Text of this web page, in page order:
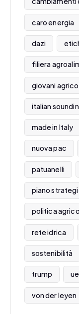
caro energia
dazi
filiera
giovani
italian
made in Italy
nuova pac
patuanelli
piano
politica
rete idrica
sostenibilità
trump ue
von der leyen